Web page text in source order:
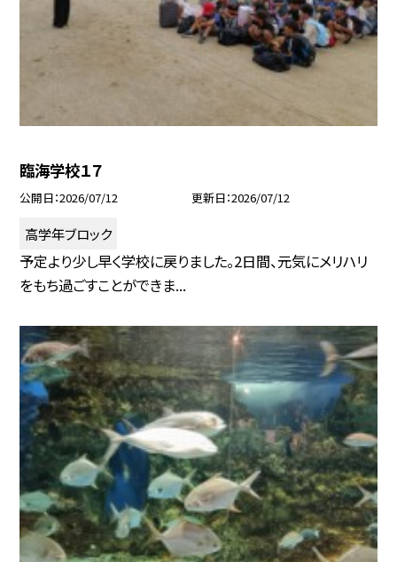
臨海学校１７
公開日 2026/07/12 更新日 2026/07/12
高学年ブロック
予定より少し早く学校に戻りました。2日間、元気にメリハリ
をもち過ごすことができま...